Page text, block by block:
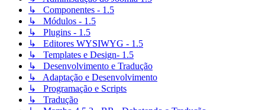
↳ Componentes - 1.5
↳ Módulos - 1.5
↳ Plugins - 1.5
↳ Editores WYSIWYG - 1.5
↳ Templates e Design- 1.5
↳ Desenvolvimento e Tradução
↳ Adaptação e Desenvolvimento
↳ Programação e Scripts
↳ Tradução